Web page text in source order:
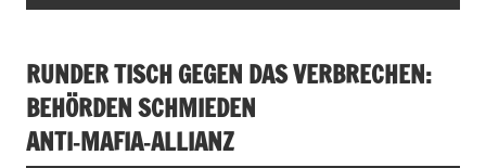
RUNDER TISCH GEGEN DAS VERBRECHEN:
BEHÖRDEN SCHMIEDEN
ANTI‑MAFIA‑ALLIANZ